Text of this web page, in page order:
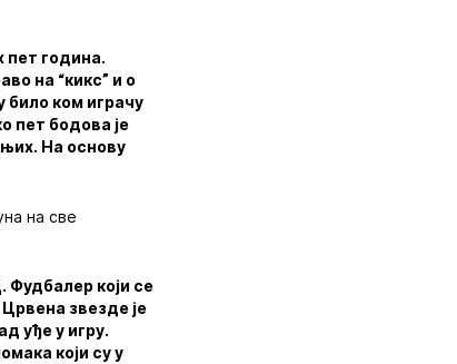
пет година.
на “кикс” и о
било ком играчу
пет бодова је
њих. На основу
на све
Фудбалер који се
звезде је
уђе у игру.
који су у